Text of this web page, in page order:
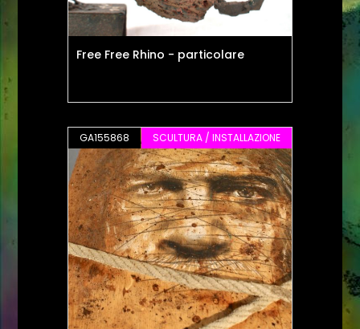
Free Free Rhino - particolare
GA155868 SCULTURA / INSTALLAZIONE